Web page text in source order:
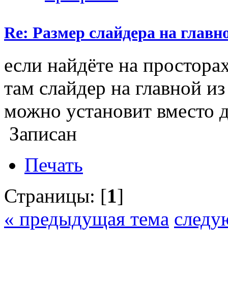
Re: Размер слайдера на
если найдёте на
там слайдер на главной
можно установит вместо
Записан
Печать
Страницы: [1]
« предыдущая тема